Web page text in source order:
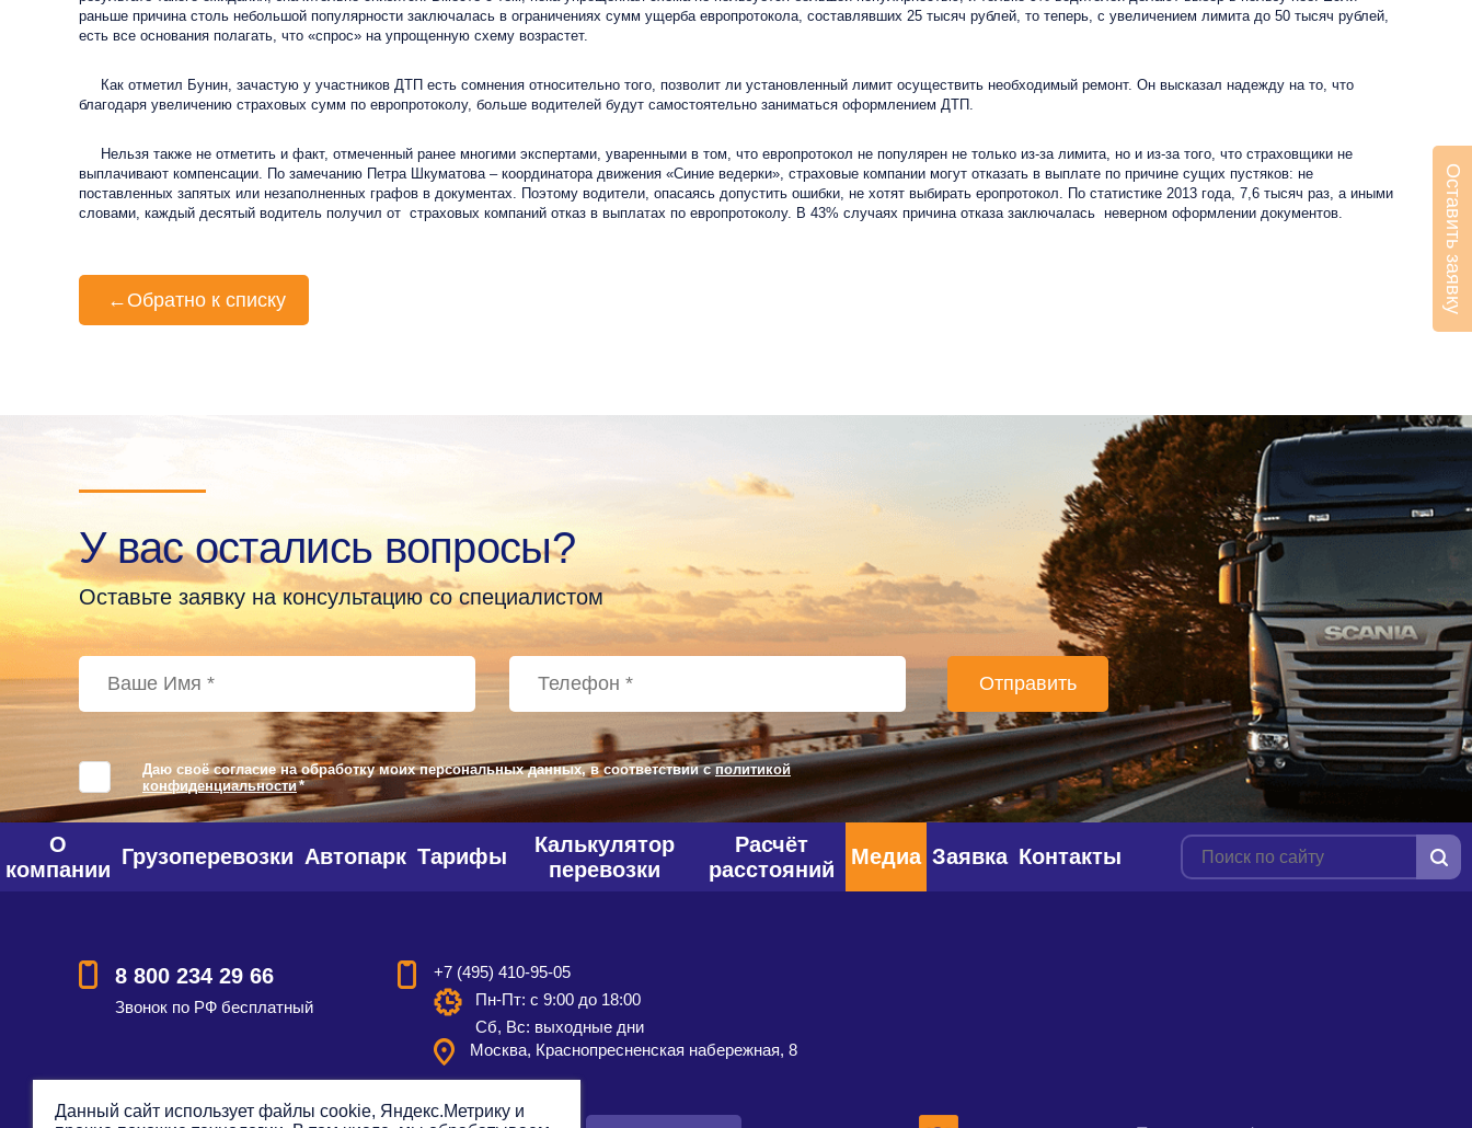
раньше причина столь небольшой популярности заключалась в ограничениях сумм ущерба европротокола, составлявших 25 тысяч рублей, то теперь, с увеличением лимита до 50 тысяч рублей,
есть все основания полагать, что «спрос» на упрощенную схему возрастет.
Как отметил Бунин, зачастую у участников ДТП есть сомнения относительно того, позволит ли установленный лимит осуществить необходимый ремонт. Он высказал надежду на то, что
благодаря увеличению страховых сумм по европротоколу, больше водителей будут самостоятельно заниматься оформлением ДТП.
Нельзя также не отметить и факт, отмеченный ранее многими экспертами, уваренными в том, что европротокол не популярен не только из-за лимита, но и из-за того, что страховщики не
выплачивают компенсации. По замечанию Петра Шкуматова – координатора движения «Синие ведерки», страховые компании могут отказать в выплате по причине сущих пустяков: не
поставленных запятых или незаполненных графов в документах. Поэтому водители, опасаясь допустить ошибки, не хотят выбирать еропротокол. По статистике 2013 года, 7,6 тысяч раз, а иными
словами, каждый десятый водитель получил от страховых компаний отказ в выплатах по европротоколу. В 43% случаях причина отказа заключалась неверном оформлении документов.
← Обратно к списку
У вас остались вопросы?
Оставьте заявку на консультацию со специалистом
Даю своё согласие на обработку моих персональных данных, в соответствии сполитикой
конфиденциальности*
О
компании
Грузоперевозки Автопарк Тарифы
Калькулятор
перевозки
Расчёт
расстояний
Медиа Заявка Контакты
8 800 234 29 66
Звонок по РФ бесплатный
+7 (495) 410-95-05
Пн-Пт: с 9:00 до 18:00
Сб, Вс: выходные дни
Москва, Краснопресненская набережная, 8
Оставить заявку
Данный сайт использует файлы cookie, Яндекс.Метрику и